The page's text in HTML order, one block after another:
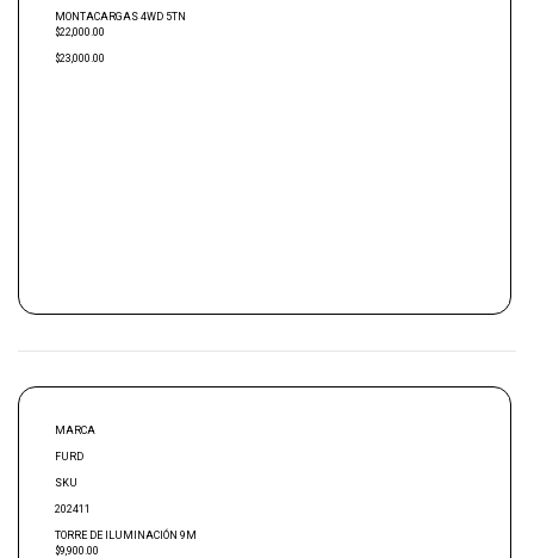
MONTACARGAS 4WD 5TN
$22,000.00
$23,000.00
MARCA
FURD
SKU
202411
TORRE DE ILUMINACIÓN 9M
$9,900.00